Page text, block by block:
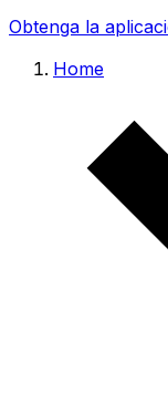
Obtenga la
Home